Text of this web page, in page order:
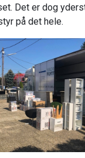
Det er dog
på det hele.